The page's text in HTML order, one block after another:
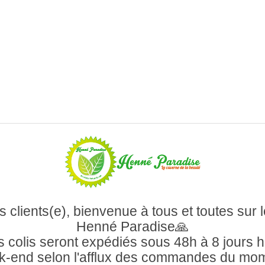
clients(e), bienvenue à tous et toutes sur
Henné Paradise🙏
colis seront expédiés sous 48h à 8 jours
end selon l'afflux des commandes du